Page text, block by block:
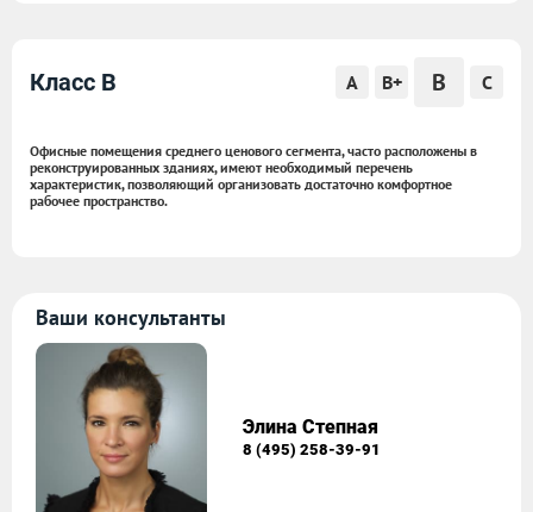
Класс B A B+ B C
Офисные помещения среднего ценового сегмента, часто расположены в
реконструированных зданиях, имеют необходимый перечень
характеристик, позволяющий организовать достаточно комфортное
рабочее пространство.
Ваши консультанты
Элина Степная
8 (495) 258-39-91